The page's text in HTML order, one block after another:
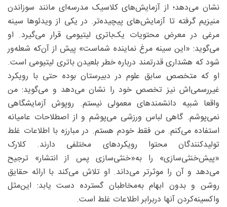
نشان می‌دهد؛ از آزمایش‌های کلاسیک مدرسه‌ای مانند سوزاندن
منیزیم گرفته تا آزمایش‌های پیچیده‌تر. در یکی از ویدئوها سینه
مرغی در معرض محتویات یک‌باتری لیتیومی قرار می‌گیرد. او
می‌گوید: «این سینه مرغ نماینده شماست» پیش از آن‌که شعله‌ور
شود که هشداری قدرتمند درباره خطر بلعیدن باتری لیتیومی است.
او که متخصص سابق علوم در دبیرستان بوده حتی با رویکرد
غیررسمی‌اش نیز تخصص خود را نشان می‌دهد و می‌گوید: من
واقعا شبیه دانشمندهای معمولی نیستم. روپوش آزمایشگاهی
نمی‌پوشم. گاهی لباس ورزشی می‌پوشم و از اصطلاحات عامیانه
استفاده می‌کنم. من فقط خودم هستم. در مبارزه با اطلاعات غلط
تولیدکنندگان محتوا رویکردهای مختلفی دارند. کلارک
«پیش‌خنثی‌سازی» را به‌«خنثی‌سازی پس از انتشار» ترجیح
می‌دهد و آن را موثرتر می‌داند. او تلاش می‌کند با ارائه حقایق
روشن و بدون ابهام به‌مخاطبان گسترده دست یابد: این‌مثل
واکسینه‌کردن آنها دربرابر اطلاعات غلط است.